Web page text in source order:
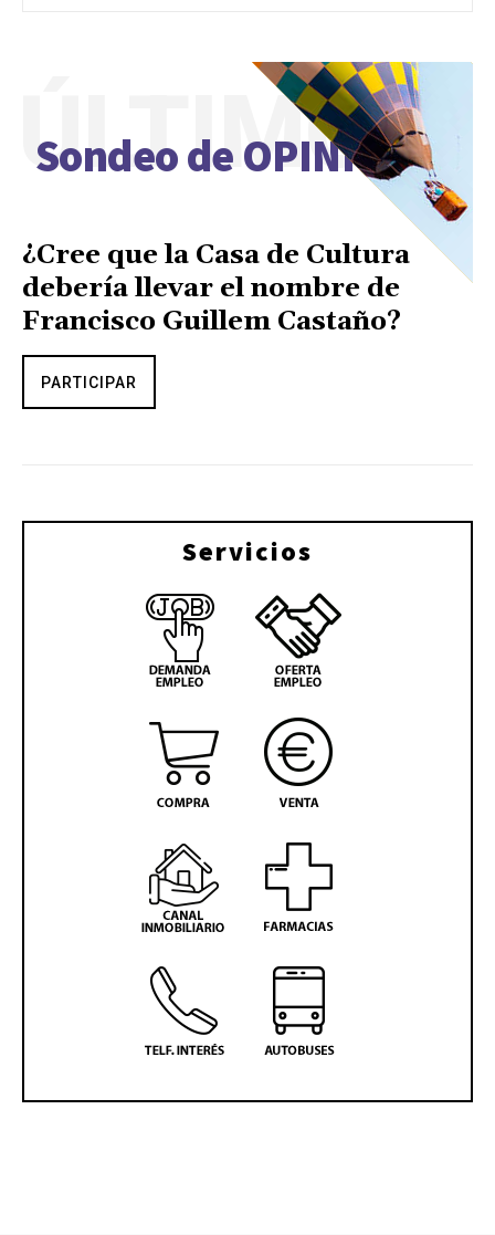
Sondeo de OPINIÓN
ÚLTIMO
¿Cree que la Casa de Cultura
debería llevar el nombre de
Francisco Guillem Castaño?
PARTICIPAR
Servicios